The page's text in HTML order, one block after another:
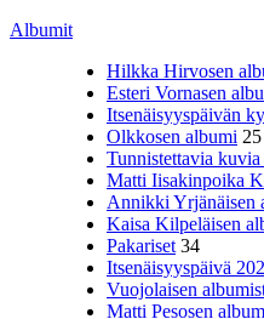
Albumit
Hilkka Hirvosen
Esteri Vornasen
Itsenäisyyspäivän
Olkkosen albumi 25
Tunnistettavia
Matti Iisakinpoika
Annikki Yrjänäisen
Kaisa Kilpeläisen
Pakariset 34
Itsenäisyyspäivä
Vuojolaisen
Matti Pesosen